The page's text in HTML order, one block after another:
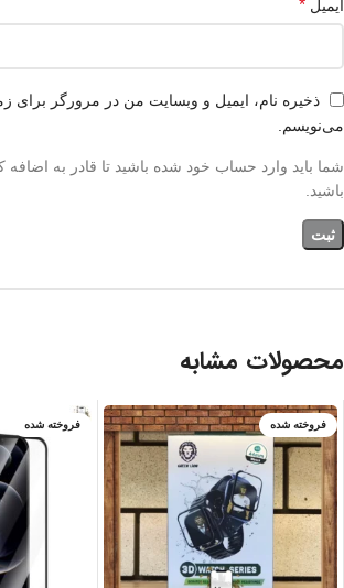
ایمیل *
ذخیره نام، ایمیل و وبسایت من در مرورگر برای
می‌نویسم.
شما باید وارد حساب خود شده باشید تا قادر به
باشید.
محصولات مشابه
فروخته شده
فروخته شده
13 PRO
13 PRO